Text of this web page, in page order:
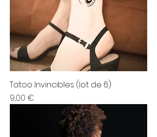
Tatoo Invincibles (lot de 6)
Prix
9,00 €